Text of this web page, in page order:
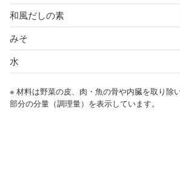
和風だしの素
みそ
水
※ 材料は野菜の皮、肉・魚の骨や内臓を取り除
部分の分量（調理量）を表示しています。